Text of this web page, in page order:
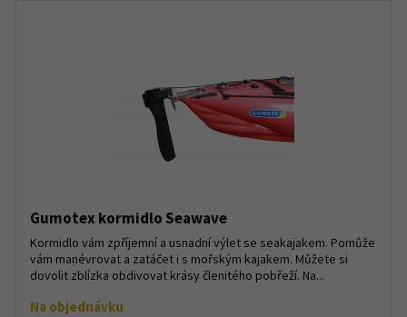
Gumotex kormidlo Seawave
Kormidlo vám zpříjemní a usnadní výlet se seakajakem. Pomůže
vám manévrovat a zatáčet i s mořským kajakem. Můžete si
dovolit zblízka obdivovat krásy členitého pobřeží. Na...
Na objednávku